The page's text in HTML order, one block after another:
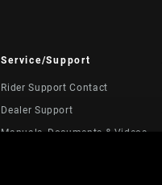
Service/Support
Rider Support Contact
Dealer Support
Manuals, Documents & Videos